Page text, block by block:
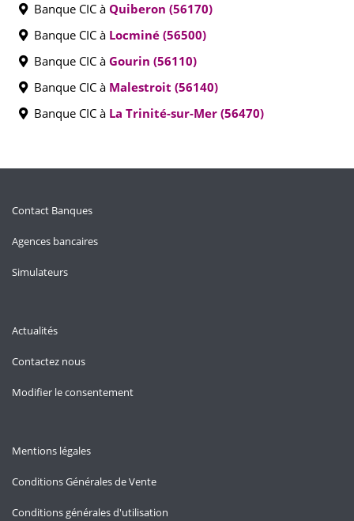
Banque CIC à Quiberon (56170)
Banque CIC à Locminé (56500)
Banque CIC à Gourin (56110)
Banque CIC à Malestroit (56140)
Banque CIC à La Trinité-sur-Mer (56470)
Contact Banques
Agences bancaires
Simulateurs
Actualités
Contactez nous
Modifier le consentement
Mentions légales
Conditions Générales de Vente
Conditions générales d'utilisation